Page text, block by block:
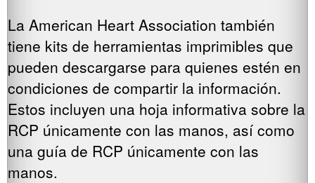
La American Heart Association también
tiene kits de herramientas imprimibles que
pueden descargarse para quienes estén en
condiciones de compartir la información.
Estos incluyen una hoja informativa sobre la
RCP únicamente con las manos, así como
una guía de RCP únicamente con las
manos.